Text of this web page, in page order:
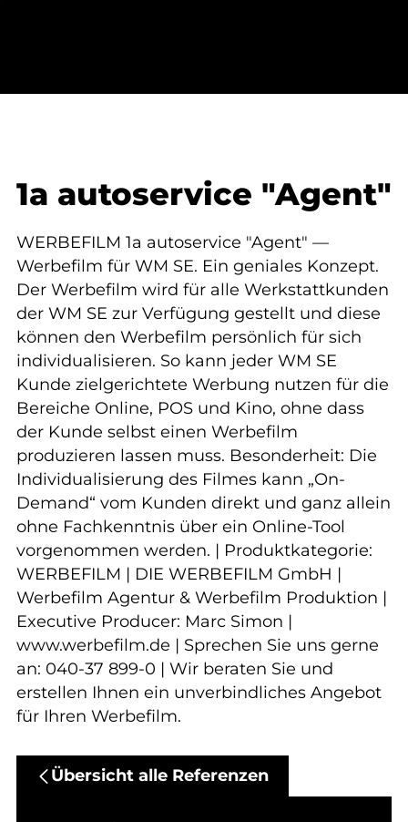
1a autoservice "Agent"
WERBEFILM 1a autoservice "Agent" —
Werbefilm für WM SE. Ein geniales Konzept.
Der Werbefilm wird für alle Werkstattkunden
der WM SE zur Verfügung gestellt und diese
können den Werbefilm persönlich für sich
individualisieren. So kann jeder WM SE
Kunde zielgerichtete Werbung nutzen für die
Bereiche Online, POS und Kino, ohne dass
der Kunde selbst einen Werbefilm
produzieren lassen muss. Besonderheit: Die
Individualisierung des Filmes kann „On-
Demand“ vom Kunden direkt und ganz allein
ohne Fachkenntnis über ein Online-Tool
vorgenommen werden. | Produktkategorie:
WERBEFILM | DIE WERBEFILM GmbH |
Werbefilm Agentur & Werbefilm Produktion |
Executive Producer: Marc Simon |
www.werbefilm.de | Sprechen Sie uns gerne
an: 040-37 899-0 | Wir beraten Sie und
erstellen Ihnen ein unverbindliches Angebot
für Ihren Werbefilm.
Übersicht alle Referenzen